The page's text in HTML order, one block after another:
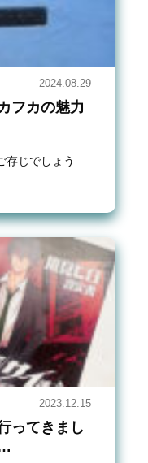
2024.08.29
フカの魅力
存じでしょう
2023.12.15
ってきまし